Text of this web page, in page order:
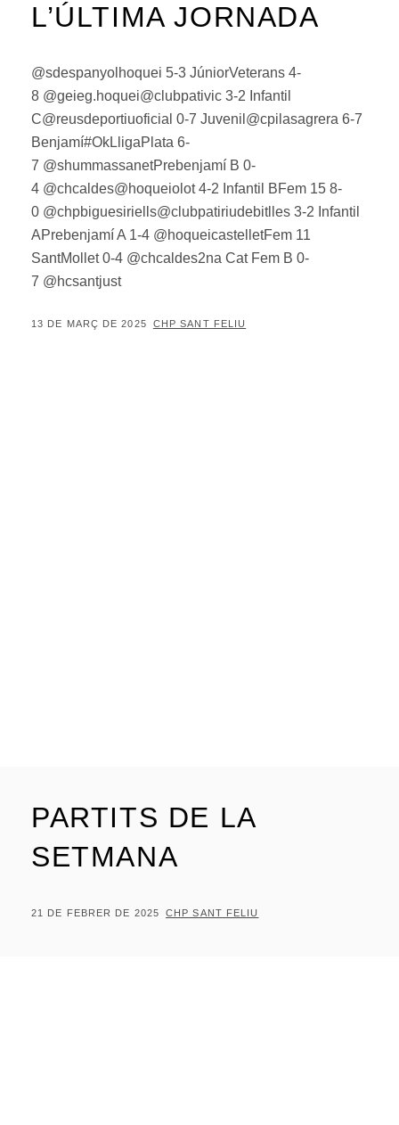
L’ÚLTIMA JORNADA
@sdespanyolhoquei 5-3 JúniorVeterans 4-
8 @geieg.hoquei@clubpativic 3-2 Infantil
C@reusdeportiuoficial 0-7 Juvenil@cpilasagrera 6-7
Benjamí#OkLligaPlata 6-
7 @shummassanetPrebenjamí B 0-
4 @chcaldes@hoqueiolot 4-2 Infantil BFem 15 8-
0 @chpbiguesiriells@clubpatiriudebitlles 3-2 Infantil
APrebenjamí A 1-4 @hoqueicastelletFem 11
SantMollet 0-4 @chcaldes2na Cat Fem B 0-
7 @hcsantjust
POSTED
13 DE MARÇ DE 2025 BY
CHP SANT FELIU
PARTITS DE LA
SETMANA
POSTED
21 DE FEBRER DE 2025 BY
CHP SANT FELIU